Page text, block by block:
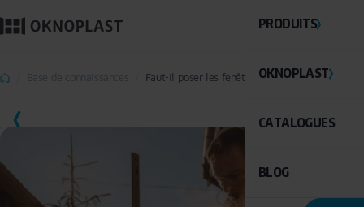
PRODUITS
OKNOPLAST
CATALOGUES
BLOG
Faut-il poser les fenêtres avant l’hiver ?
SAUVEGARDER